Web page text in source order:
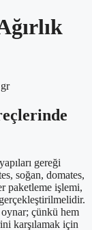
gereği
soğan, domates,
paketleme işlemi,
çünkü hem
karşılamak için